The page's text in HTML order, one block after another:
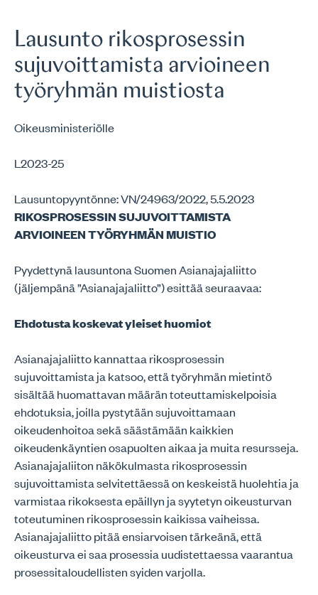
Lausunto rikosprosessin
sujuvoittamista arvioineen
työryhmän muistiosta
Oikeusministeriölle
L2023-25
Lausuntopyyntönne: VN/24963/2022, 5.5.2023
RIKOSPROSESSIN SUJUVOITTAMISTA
ARVIOINEEN TYÖRYHMÄN MUISTIO
Pyydettynä lausuntona Suomen Asianajajaliitto
(jäljempänä ”Asianajajaliitto”) esittää seuraavaa:
Ehdotusta koskevat yleiset huomiot
Asianajajaliitto kannattaa rikosprosessin
sujuvoittamista ja katsoo, että työryhmän mietintö
sisältää huomattavan määrän toteuttamiskelpoisia
ehdotuksia, joilla pystytään sujuvoittamaan
oikeudenhoitoa sekä säästämään kaikkien
oikeudenkäyntien osapuolten aikaa ja muita resursseja.
Asianajajaliiton näkökulmasta rikosprosessin
sujuvoittamista selvitettäessä on keskeistä huolehtia ja
varmistaa rikoksesta epäillyn ja syytetyn oikeusturvan
toteutuminen rikosprosessin kaikissa vaiheissa.
Asianajajaliitto pitää ensiarvoisen tärkeänä, että
oikeusturva ei saa prosessia uudistettaessa vaarantua
prosessitaloudellisten syiden varjolla.